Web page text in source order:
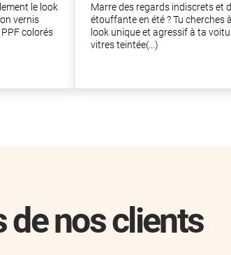
le look
vernis
colorés
Marre des regards indiscrets et
étouffante en été ? Tu cherches
look unique et agressif à ta
vitres teintée(...)
de nos clients